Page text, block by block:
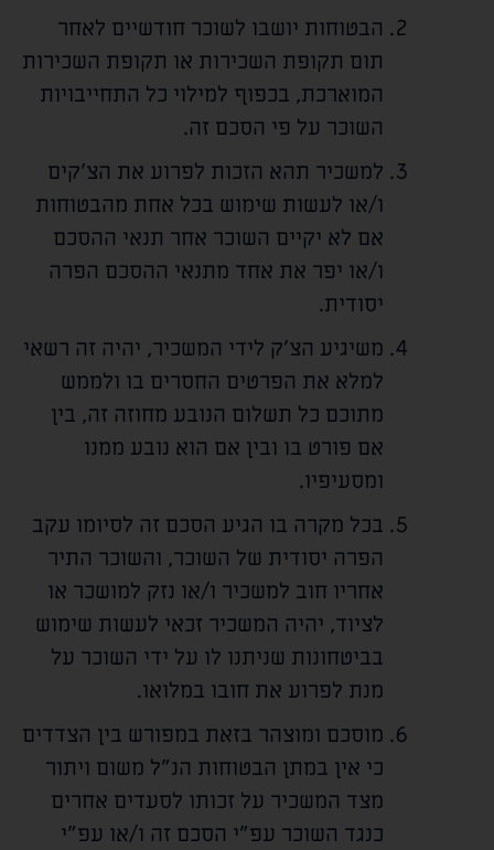
הבטוחות יושבו לשוכר חודשיים לאחר
תום תקופת השכירות או תקופת השכירות
המוארכת, בכפוף למילוי כל התחייבויות
השוכר על פי הסכם זה.
למשכיר תהא הזכות לפרוע את הצ'קים
ו/או לעשות שימוש בכל אחת מהבטוחות
אם לא יקיים השוכר אחר תנאי ההסכם
ו/או יפר את אחד מתנאי ההסכם הפרה
יסודית.
משיגיע הצ'ק לידי המשכיר, יהיה זה רשאי
למלא את הפרטים החסרים בו ולממש
מתוכם כל תשלום הנובע מחוזה זה, בין
אם פורט בו ובין אם הוא נובע ממנו
ומסעיפיו.
בכל מקרה בו הגיע הסכם זה לסיומו עקב
הפרה יסודית של השוכר, והשוכר התיר
אחריו חוב למשכיר ו/או נזק למושכר או
לציוד, יהיה המשכיר זכאי לעשות שימוש
בביטחונות שניתנו לו על ידי השוכר על
מנת לפרוע את חובו במלואו.
מוסכם ומוצהר בזאת במפורש בין הצדדים
כי אין במתן הבטוחות הנ"ל משום ויתור
מצד המשכיר על זכותו לסעדים אחרים
כנגד השוכר עפ"י הסכם זה ו/או עפ"י